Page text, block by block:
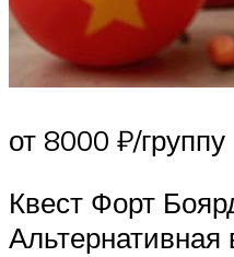
от 8000 ₽/группу
Квест Форт
Альтернативная